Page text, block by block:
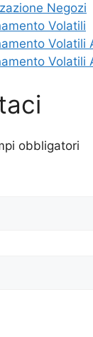
Negozi
Volatili
Volatili
Volatili
obbligatori